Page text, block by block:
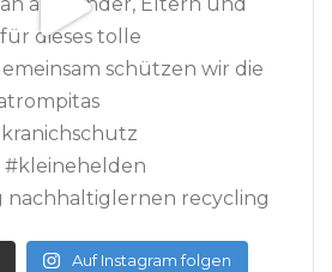
Auf Instagram folgen